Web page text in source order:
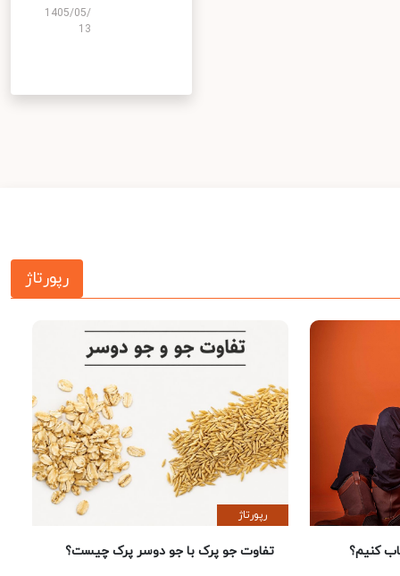
1405/05/
13
رپورتاژ
کنیم؟
رپورتاژ
تفاوت جو پرک با جو دوسر پرک چیست؟